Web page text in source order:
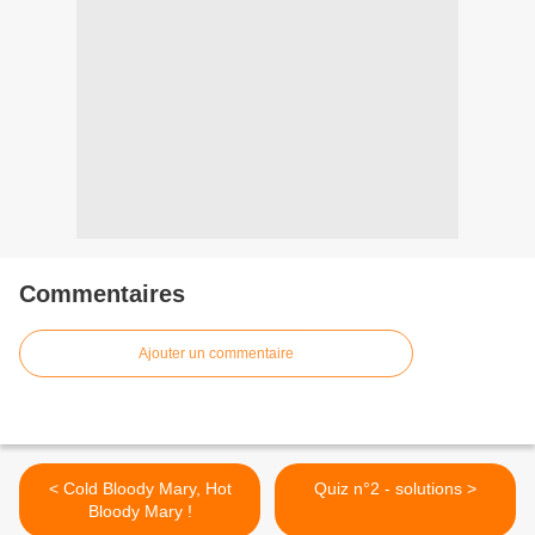
Commentaires
Ajouter un commentaire
< Cold Bloody Mary, Hot
Bloody Mary !
Quiz n°2 - solutions >